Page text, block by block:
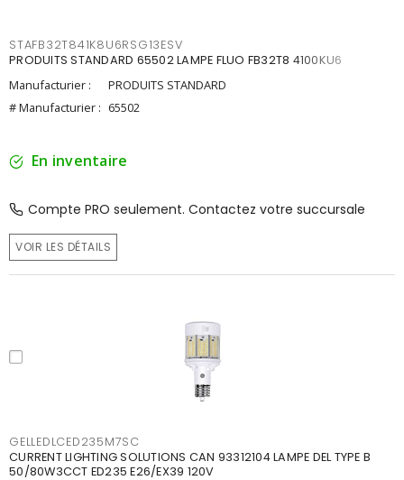
STAFB32T841K8U6RSG13ESV
PRODUITS STANDARD 65502 LAMPE FLUO FB32T8 4100KU6
Manufacturier :
PRODUITS STANDARD
# Manufacturier : 65502
En inventaire
Compte PRO seulement. Contactez votre succursale
VOIR LES DÉTAILS
GELLEDLCED235M7SC
CURRENT LIGHTING SOLUTIONS CAN 93312104 LAMPE DEL TYPE B
50/80W3CCT ED235 E26/EX39 120V